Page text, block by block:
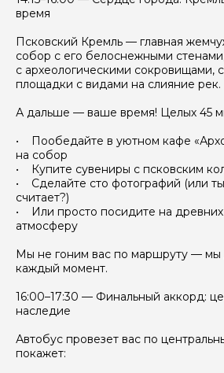
время
Псковский Кремль — главная
собор с его белоснежными
с археологическими сокровищами,
площадки с видами на слияние рек.
А дальше — ваше время! Целых 45
• Пообедайте в уютном кафе
на собор
• Купите сувениры с псковским
• Сделайте сто фотографий (или
считает?)
• Или просто посидите на древних
атмосферу
Мы не гоним вас по маршруту — мы
каждый момент.
16:00–17:30 — Финальный аккорд:
наследие
Автобус провезет вас по
покажет: